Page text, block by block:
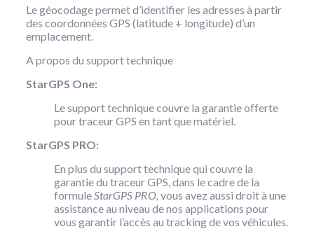
Le géocodage permet d’identifier les adresses à partir
des coordonnées GPS (latitude + longitude) d’un
emplacement.
A propos du support technique
StarGPS One:
Le support technique couvre la garantie offerte
pour traceur GPS en tant que matériel.
StarGPS PRO:
En plus du support technique qui couvre la
garantie du traceur GPS, dans le cadre de la
formuleStarGPS PRO, vous avez aussi droit à une
assistance au niveau de nos applications pour
vous garantir l’accès au tracking de vos véhicules.